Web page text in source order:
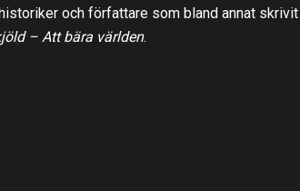
och författare som bland annat skrivit
– Att bära världen.